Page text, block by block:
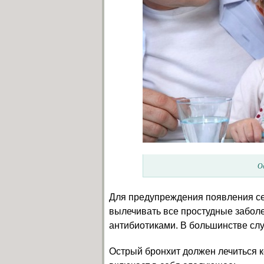
Для предупреждения появления
вылечивать все простудные
антибиотиками. В большинстве
Острый бронхит должен лечиться